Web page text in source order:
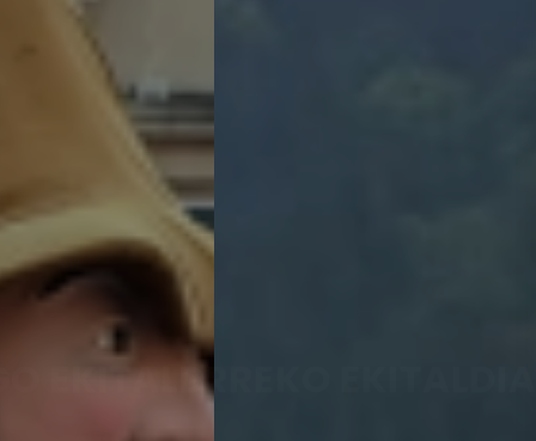
ARGAZKIAK
AURREKO EKITALDIAK